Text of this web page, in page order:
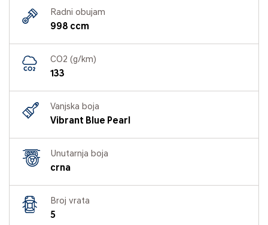
Radni obujam
998 ccm
CO2 (g/km)
133
Vanjska boja
Vibrant Blue Pearl
Unutarnja boja
crna
Broj vrata
5